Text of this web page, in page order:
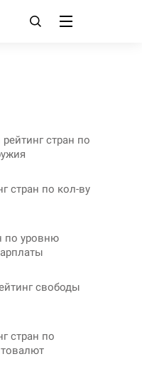
стран по
стран по кол-ву
по уровню
свободы
стран по